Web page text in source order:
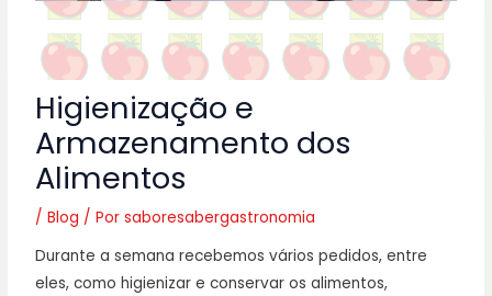
Higienização e
Armazenamento dos
Alimentos
/Blog / Porsaboresabergastronomia
Durante a semana recebemos vários pedidos, entre
eles, como higienizar e conservar os alimentos,